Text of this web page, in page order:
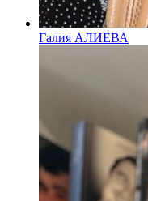
Галия АЛИЕВА